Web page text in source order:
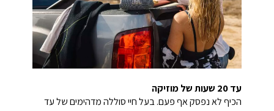
עד 20 שעות של מוזיקה
הכיף לא נפסק אף פעם. בעל חיי סוללה מדהימים של עד